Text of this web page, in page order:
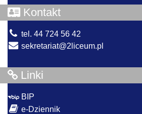
Kontakt
tel. 44 724 56 42
sekretariat@2liceum.pl
Linki
BIP
e-Dziennik